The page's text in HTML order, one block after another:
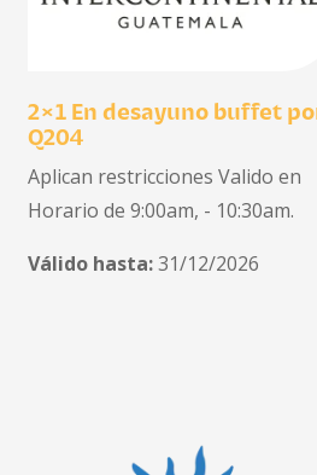
2×1 En desayuno buffet
Q204
Aplican restricciones Valido en
Horario de 9:00am, - 10:30am.
Válido hasta:31/12/2026